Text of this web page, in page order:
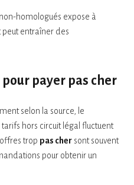
homologués expose à
peut entraîner des
payer pas cher
selon la source, le
hors circuit légal fluctuent
trop pas cher sont souvent
pour obtenir un